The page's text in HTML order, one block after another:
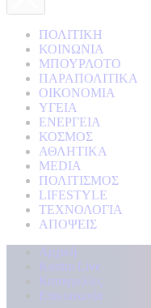
ΠΟΛΙΤΙΚΗ
ΚΟΙΝΩΝΙΑ
ΜΠΟΥΡΛΟΤΟ
ΠΑΡΑΠΟΛΙΤΙΚΑ
ΟΙΚΟΝΟΜΙΑ
ΥΓΕΙΑ
ΕΝΕΡΓΕΙΑ
ΚΟΣΜΟΣ
ΑΘΛΗΤΙΚΑ
MEDIA
ΠΟΛΙΤΙΣΜΟΣ
LIFESTYLE
ΤΕΧΝΟΛΟΓΙΑ
ΑΠΟΨΕΙΣ
Αρχική
Kontra Live
Καταγγελίες
Επικοινωνία